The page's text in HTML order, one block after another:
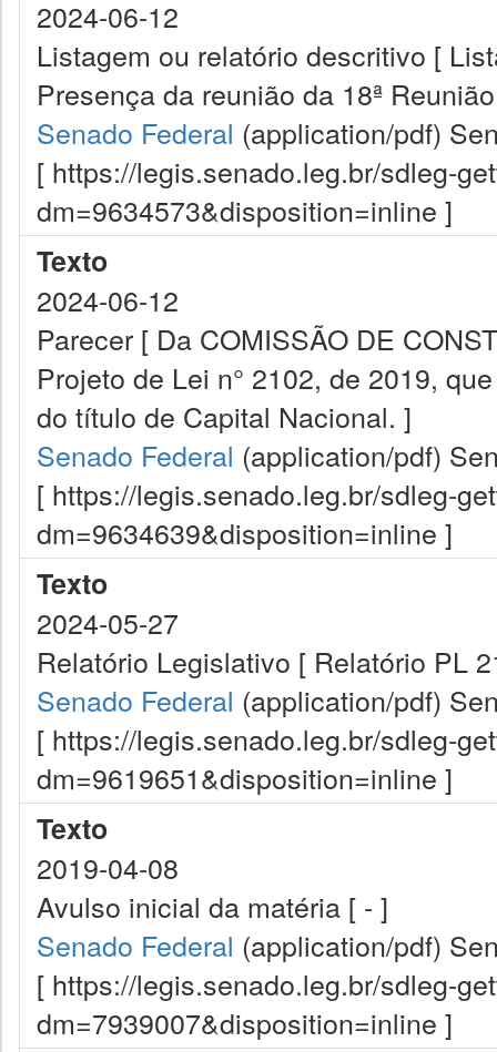
2024-06-12
Listagem ou relatório descritivo [
Presença da reunião da 18ª
Senado Federal (application/pdf)
[ https://legis.senado.leg.br/sdleg-
dm=9634573&disposition=inline ]
Texto
2024-06-12
Parecer [ Da COMISSÃO DE
Projeto de Lei n° 2102, de 2019,
do título de Capital Nacional. ]
Senado Federal (application/pdf)
[ https://legis.senado.leg.br/sdleg-
dm=9634639&disposition=inline ]
Texto
2024-05-27
Relatório Legislativo [ Relatório PL
Senado Federal (application/pdf)
[ https://legis.senado.leg.br/sdleg-
dm=9619651&disposition=inline ]
Texto
2019-04-08
Avulso inicial da matéria [ - ]
Senado Federal (application/pdf)
[ https://legis.senado.leg.br/sdleg-
dm=7939007&disposition=inline ]